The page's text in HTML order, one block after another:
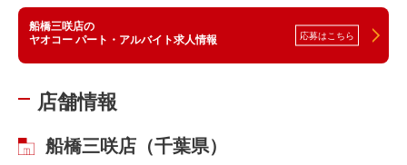
船橋三咲店の
ヤオコー パート・アルバイト求人情報
応募はこちら
店舗情報
船橋三咲店（千葉県）